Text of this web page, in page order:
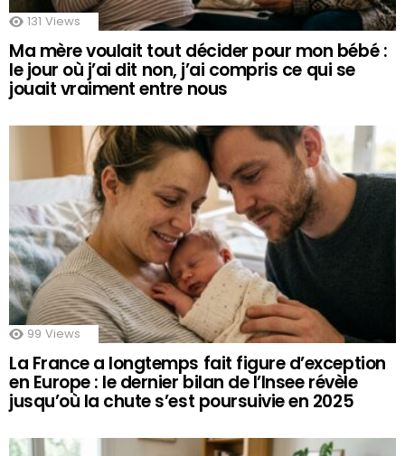
131 Views
Ma mère voulait tout décider pour mon bébé :
le jour où j’ai dit non, j’ai compris ce qui se
jouait vraiment entre nous
99 Views
La France a longtemps fait figure d’exception
en Europe : le dernier bilan de l’Insee révèle
jusqu’où la chute s’est poursuivie en 2025